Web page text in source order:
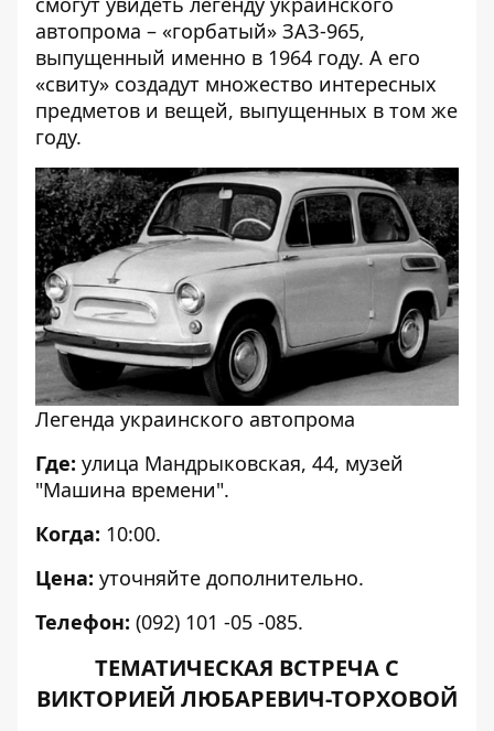
автопрома – «горбатый» ЗАЗ-965,
выпущенный именно в 1964 году. А его
«свиту» создадут множество интересных
предметов и вещей, выпущенных в том же
году.
Легенда украинского автопрома
Где: улица Мандрыковская, 44, музей
"Машина времени".
Когда: 10:00.
Цена: уточняйте дополнительно.
Телефон: (092) 101 -05 -085.
ТЕМАТИЧЕСКАЯ ВСТРЕЧА С
ВИКТОРИЕЙ ЛЮБАРЕВИЧ-ТОРХОВОЙ